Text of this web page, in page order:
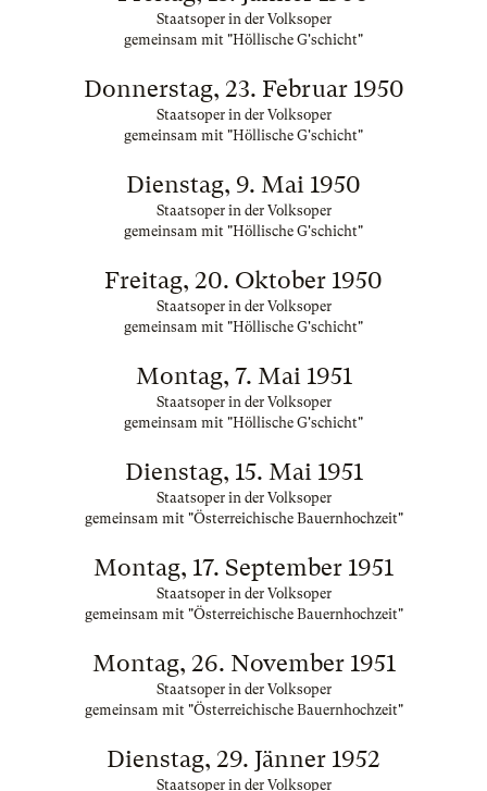
Staatsoper in der Volksoper
gemeinsam mit "Höllische G'schicht"
Donnerstag, 23. Februar 1950
Staatsoper in der Volksoper
gemeinsam mit "Höllische G'schicht"
Dienstag, 9. Mai 1950
Staatsoper in der Volksoper
gemeinsam mit "Höllische G'schicht"
Freitag, 20. Oktober 1950
Staatsoper in der Volksoper
gemeinsam mit "Höllische G'schicht"
Montag, 7. Mai 1951
Staatsoper in der Volksoper
gemeinsam mit "Höllische G'schicht"
Dienstag, 15. Mai 1951
Staatsoper in der Volksoper
gemeinsam mit "Österreichische Bauernhochzeit"
Montag, 17. September 1951
Staatsoper in der Volksoper
gemeinsam mit "Österreichische Bauernhochzeit"
Montag, 26. November 1951
Staatsoper in der Volksoper
gemeinsam mit "Österreichische Bauernhochzeit"
Dienstag, 29. Jänner 1952
Staatsoper in der Volksoper